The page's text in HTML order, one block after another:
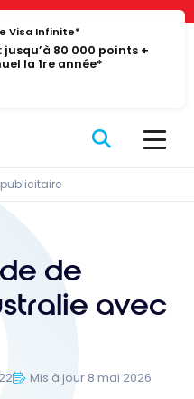
Visa Infinite*
80 000 points +
la 1re année*
de
avec
Mis à jour 8 mai 2026